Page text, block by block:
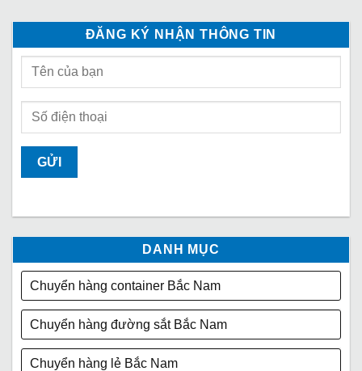
ĐĂNG KÝ NHẬN THÔNG TIN
DANH MỤC
Chuyển hàng container Bắc Nam
Chuyển hàng đường sắt Bắc Nam
Chuyển hàng lẻ Bắc Nam